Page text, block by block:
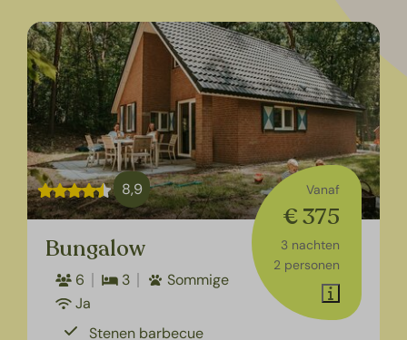
8,9 Vanaf
€ 375
3 nachten
2 personen
Bungalow
6 3
Sommige
Ja
Stenen barbecue